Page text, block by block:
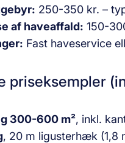
250-350 kr. –
af haveaffald: 150-
Fast haveservice
priseksempler
300-600 m², inkl.
, 20 m ligusterhæk (1,8